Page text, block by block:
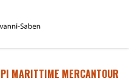
MARITTIME MERCANTOUR